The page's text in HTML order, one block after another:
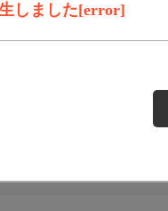
しました[error]